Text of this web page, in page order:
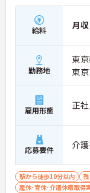
給料 月収
勤務地
東
東
雇用形態 正
応募要件 介
駅から徒歩10分以内
産休･育休･介護休暇取得